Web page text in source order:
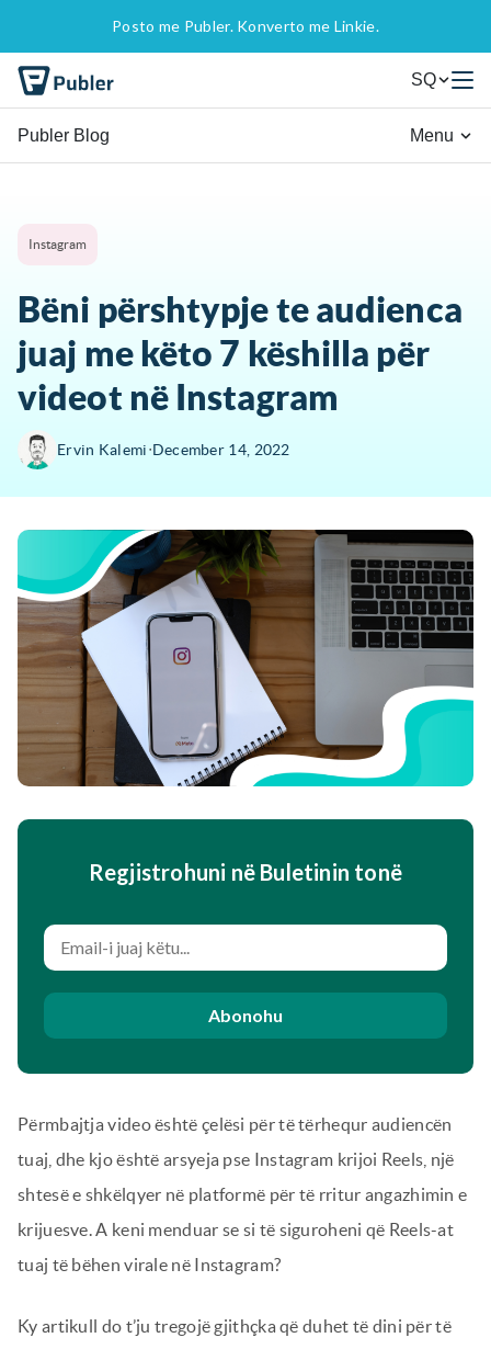
Posto me Publer. Konverto me Linkie.
SQ
Publer Blog Menu
Instagram
Bëni përshtypje te audienca
juaj me këto 7 këshilla për
videot në Instagram
Ervin Kalemi∙December 14, 2022
Regjistrohuni në Buletinin tonë
Abonohu
Përmbajtja video është çelësi për të tërhequr audiencën
tuaj, dhe kjo është arsyeja pse Instagram krijoi Reels, një
shtesë e shkëlqyer në platformë për të rritur angazhimin e
krijuesve. A keni menduar se si të siguroheni që Reels-at
tuaj të bëhen virale në Instagram?
Ky artikull do t’ju tregojë gjithçka që duhet të dini për të